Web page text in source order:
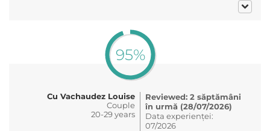
95%
Cu Vachaudez Louise
Couple
20-29 years
Reviewed: 2 săptămâni
în urmă (28/07/2026)
Data experienței:
07/2026